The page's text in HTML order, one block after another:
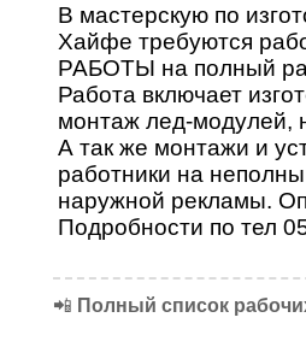
В мастерскую по
Хайфе требуются
РАБОТЫ на полный
Работа включает
монтаж лед-модулей,
А так же монтажи и
работники на
наружной рекламы.
Подробности по тел
📲 Полный список